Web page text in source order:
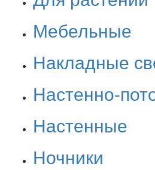
Мебельные
Накладные
Настенно-
Настенные
Ночники